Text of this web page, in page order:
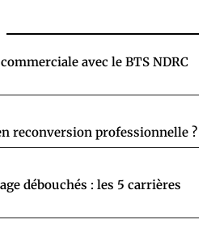
avec le BTS NDRC
reconversion professionnelle ?
débouchés : les 5 carrières